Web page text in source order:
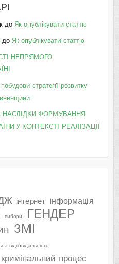
до Як опублікувати статтю
до Як опублікувати статтю
НЕПРЯМОГО
стратегії розвитку
НАСЛІДКИ ФОРМУВАННЯ
У КОНТЕКСТІ РЕАЛІЗАЦІЇ
інтернет інформація
вибори ГЕНДЕР
ЗМІ
відповідальність
кримінальний процес